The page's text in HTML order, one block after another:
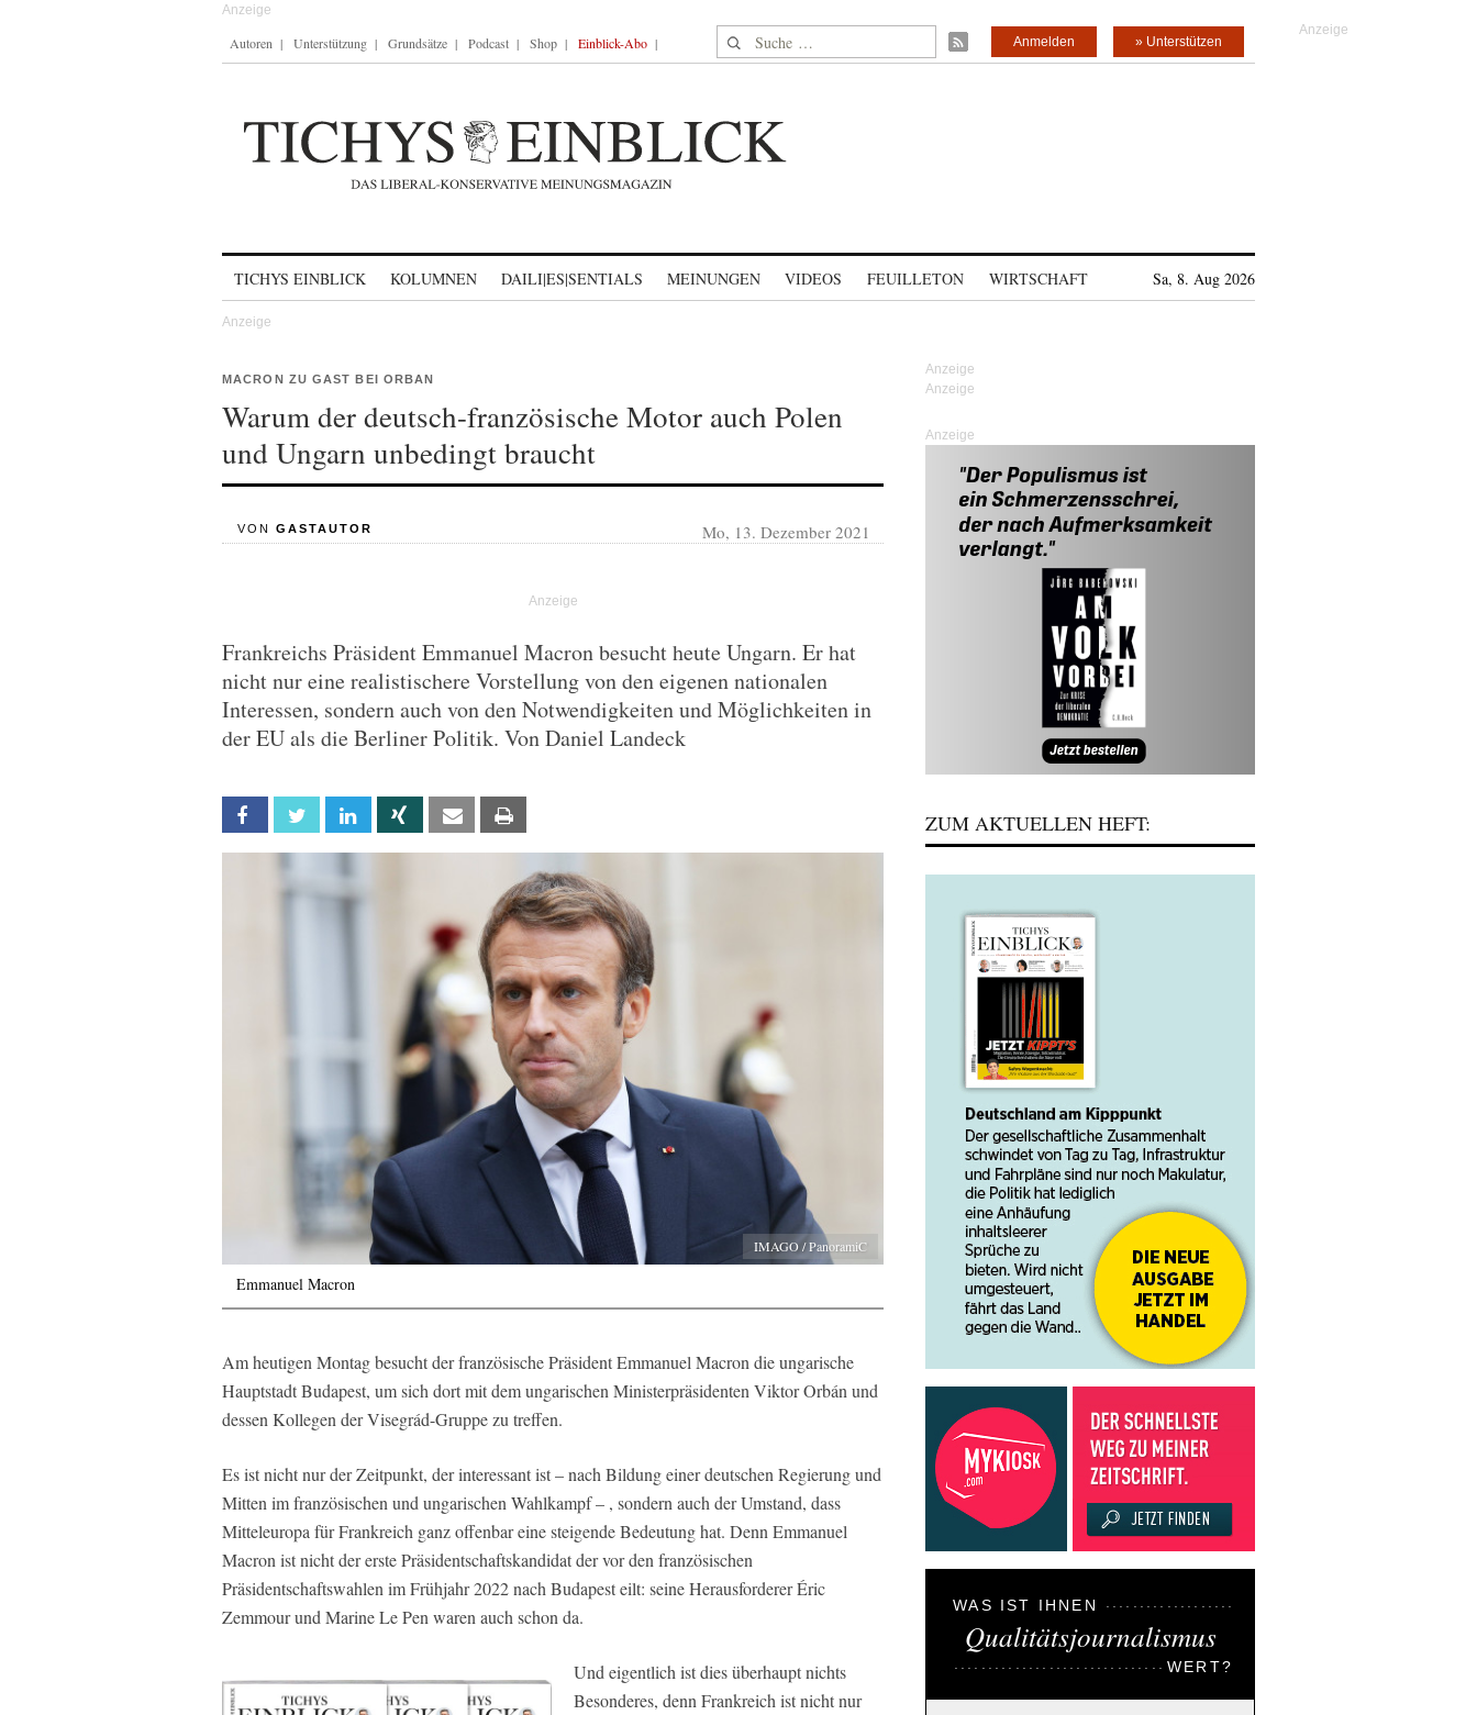
Autoren Unterstützung Grundsätze Podcast Shop Einblick-Abo Suche nach: » Unterstützen
Anmelden
TICHYS EINBLICK KOLUMNEN DAILI|ES|SENTIALS MEINUNGEN VIDEOS FEUILLETON WIRTSCHAFT Sa, 8. Aug 2026
MACRON ZU GAST BEI ORBAN
Warum der deutsch-französische Motor auch Polen
und Ungarn unbedingt braucht
VON GASTAUTOR Mo, 13. Dezember 2021
Frankreichs Präsident Emmanuel Macron besucht heute Ungarn. Er hat
nicht nur eine realistischere Vorstellung von den eigenen nationalen
Interessen, sondern auch von den Notwendigkeiten und Möglichkeiten in
der EU als die Berliner Politik. Von Daniel Landeck
Facebook Twitter Linkedin Xing Email
IMAGO / PanoramiC
Emmanuel Macron
Am heutigen Montag besucht der französische Präsident Emmanuel Macron die ungarische
Hauptstadt Budapest, um sich dort mit dem ungarischen Ministerpräsidenten Viktor Orbán und
dessen Kollegen der Visegrád-Gruppe zu treffen.
Es ist nicht nur der Zeitpunkt, der interessant ist – nach Bildung einer deutschen Regierung und
Mitten im französischen und ungarischen Wahlkampf – , sondern auch der Umstand, dass
Mitteleuropa für Frankreich ganz offenbar eine steigende Bedeutung hat. Denn Emmanuel
Macron ist nicht der erste Präsidentschaftskandidat der vor den französischen
Präsidentschaftswahlen im Frühjahr 2022 nach Budapest eilt: seine Herausforderer Éric
Zemmour und Marine Le Pen waren auch schon da.
Und eigentlich ist dies überhaupt nichts
Besonderes, denn Frankreich ist nicht nur
Anzeige
ZUM AKTUELLEN HEFT:
WAS IST IHNEN
Qualitätsjournalismus
WERT?